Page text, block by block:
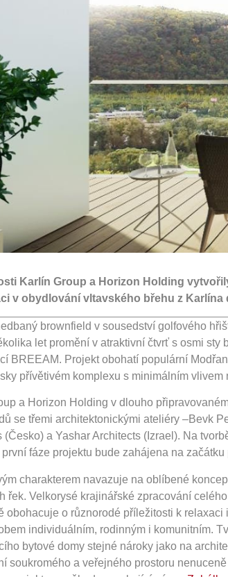
Karlín Group a Horizon Holding
v obydlování vltavského břehu z Karlína
brownfield v sousedství golfového
let promění v atraktivní čtvrť s osmi
BREEAM. Projekt obohatí populární
přívětivém komplexu s minimálním vlivem
a Horizon Holding v dlouho
se třemi architektonickými ateliéry –Bevk
(Česko) a Yashar Architects (Izrael). Na
fáze projektu bude zahájena na začátku
charakterem navazuje na oblíbené
řek. Velkorysé krajinářské zpracování
obohacuje o různorodé příležitosti k
individuálním, rodinným i komunitním.
bytové domy stejné nároky jako na
soukromého a veřejného prostoru